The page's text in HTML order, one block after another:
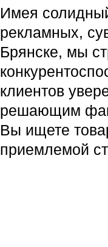
Имея
рекламных,
Брянске, мы
клиентов
решающим
Вы ищете
приемлемой